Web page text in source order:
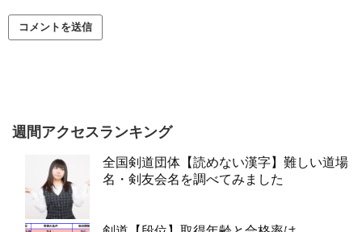
週間アクセスランキング
全国剣道団体【読めない漢字】難しい道場
名・剣友会名を調べてみました